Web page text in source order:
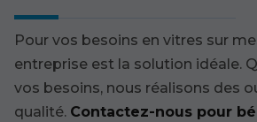
Pour vos besoins en vitres sur
entreprise est la solution idéale.
vos besoins, nous réalisons des
qualité. Contactez-nous pour